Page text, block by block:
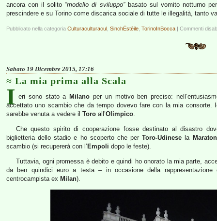
ancora con il solito “modello di sviluppo”basato sul vomito notturno
prescindere e su Torino come discarica sociale di tutte le illegalità, tanto
Pubblicato nella categoria Culturaculturacul SinchËstèile TorinoInBocca | Commenti
Sabato 19 Dicembre 2015, 17:16
La mia prima alla Scala
I eri sono stato a Milano per un motivo ben preciso:
accettato uno scambio che da tempo dovevo fare con la mia consorte.
sarebbe venuta a vedere il Toro all’Olimpico.
Che questo spirito di cooperazione fosse destinato al disastro
biglietteria dello stadio e ho scoperto che perToro-Udinese la
scambio (si recupererà con l’ Empoli dopo le feste).
Tuttavia, ogni promessa è debito e quindi ho onorato la mia parte,
da ben quindici euro a testa – in occasione della
centrocampista ex Milan).